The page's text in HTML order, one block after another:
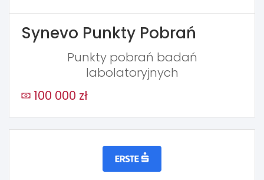
Synevo Punkty Pobrań
Punkty pobrań badań
labolatoryjnych
100 000 zł